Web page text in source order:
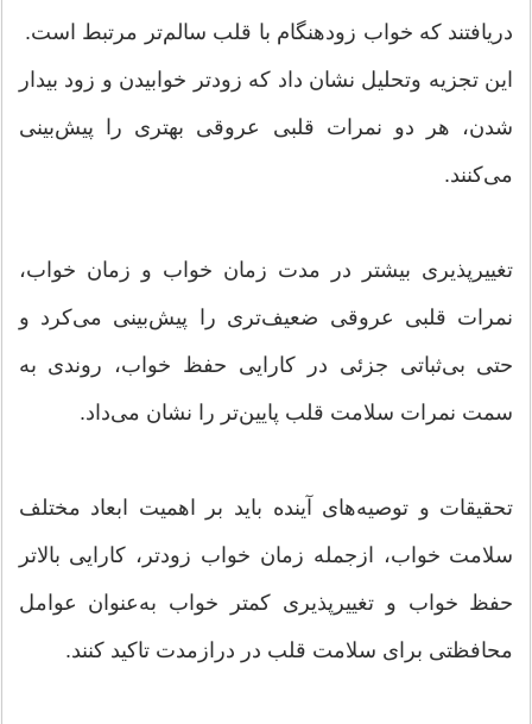
دریافتند که خواب زودهنگام با قلب سالم‌تر مرتبط است.
این تجزیه وتحلیل نشان داد که زودتر خوابیدن و زود بیدار
شدن، هر دو نمرات قلبی عروقی بهتری را پیش‌بینی
می‌کنند.
تغییرپذیری بیشتر در مدت زمان خواب و زمان خواب،
نمرات قلبی عروقی ضعیف‌تری را پیش‌بینی می‌کرد و
حتی بی‌ثباتی جزئی در کارایی حفظ خواب، روندی به
سمت نمرات سلامت قلب پایین‌تر را نشان می‌داد.
تحقیقات و توصیه‌های آینده باید بر اهمیت ابعاد مختلف
سلامت خواب، ازجمله زمان خواب زودتر، کارایی بالاتر
حفظ خواب و تغییرپذیری کمتر خواب به‌عنوان عوامل
محافظتی برای سلامت قلب در درازمدت تاکید کنند.